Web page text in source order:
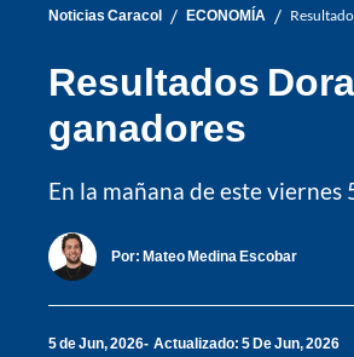
Noticias Caracol / ECONOMÍA /
Resultados
ganadores
En la mañana de este
Por: Mateo Medina Escobar
5 de Jun, 2026 Actualizado: 5 De Jun, 2026